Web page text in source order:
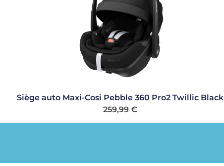
Siège auto Maxi-Cosi Pebble 360 Pro2 Twillic Black
259,99 €